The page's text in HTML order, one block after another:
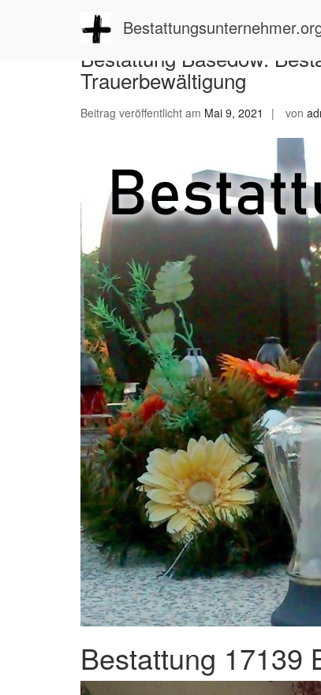
Bestattung Basedow:
Trauerbewältigung
Beitrag veröffentlicht am Mai 9, 2021 von
Bestattung 17139